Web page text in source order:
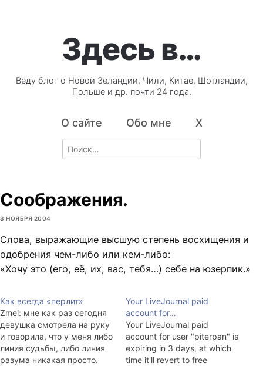
Здесь в…
Веду блог о Новой Зеландии, Чили, Китае, Шотландии,
Польше и др. почти 24 года.
О сайте Обо мне X
Search
for:
Соображения.
3 НОЯБРЯ 2004
Слова, выражающие высшую степень восхищения и
одобрения чем-либо или кем-либо:
«Хочу это (его, её, их, вас, тебя…) себе на юзерпик.»
Как всегда «перлит»
Zmei: мне как раз сегодня
девушка смотрела на руку
и говорила, что у меня либо
линия судьбы, либо линия
разума никакая просто.
Your LiveJournal paid
account for…
Your LiveJournal paid
account for user "piterpan" is
expiring in 3 days, at which
time it'll revert to free